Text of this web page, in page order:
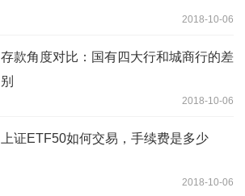
2018-10-06
存款角度对比：国有四大行和城商行的差
别
2018-10-06
上证ETF50如何交易，手续费是多少
2018-10-06